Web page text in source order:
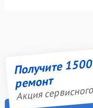
Получите
ремонт
Акция